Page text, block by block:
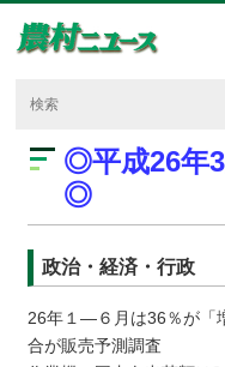
◎平成26年
◎
政治・経済・行政
26年１―６月は36％が「
合が販売予測調査